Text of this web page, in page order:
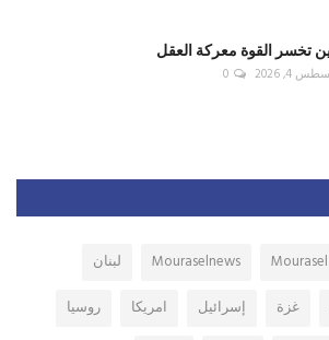
تخسر القوة معركة العقل
4, 2026
0
Mouraselnews
لبنان
غزة إسرائيل امريكا
روسيا